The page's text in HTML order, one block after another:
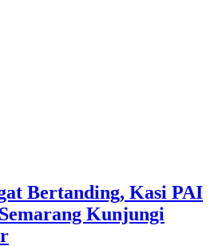
Bertanding, Kasi PAI
Kunjungi